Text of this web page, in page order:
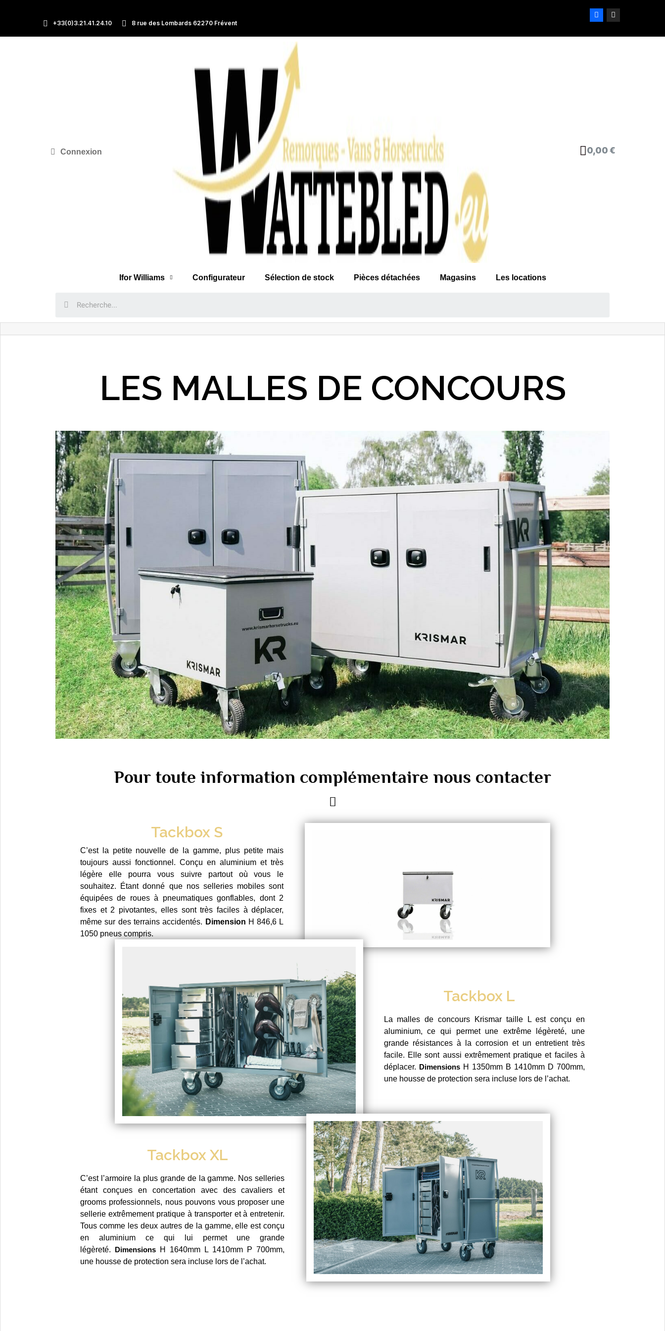
+33(0)3.21.41.24.10 8 rue des Lombards 62270 Frévent
Connexion 0,00 €
Ifor Williams Configurateur Sélection de stock Pièces détachées Magasins Les locations
LES MALLES DE CONCOURS
Pour toute information complémentaire nous contacter
Tackbox S
C’est la petite nouvelle de la gamme, plus petite mais
toujours aussi fonctionnel. Conçu en aluminium et très
légère elle pourra vous suivre partout où vous le
souhaitez. Étant donné que nos selleries mobiles sont
équipées de roues à pneumatiques gonflables, dont 2
fixes et 2 pivotantes, elles sont très faciles à déplacer,
même sur des terrains accidentés. Dimension H 846,6 L
1050 pneus compris.
Tackbox L
La malles de concours Krismar taille L est conçu en
aluminium, ce qui permet une extrême légèreté, une
grande résistances à la corrosion et un entretient très
facile. Elle sont aussi extrêmement pratique et faciles à
déplacer. DimensionsH 1350mm B 1410mm D 700mm,
une housse de protection sera incluse lors de l’achat.
Tackbox XL
C’est l’armoire la plus grande de la gamme. Nos selleries
étant conçues en concertation avec des cavaliers et
grooms professionnels, nous pouvons vous proposer une
sellerie extrêmement pratique à transporter et à entretenir.
Tous comme les deux autres de la gamme, elle est conçu
en aluminium ce qui lui permet une grande
légèreté. Dimensions H 1640mm L 1410mm P 700mm,
une housse de protection sera incluse lors de l’achat.